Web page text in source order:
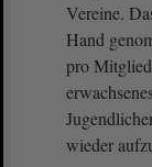
Vereine.
Hand
pro
wieder